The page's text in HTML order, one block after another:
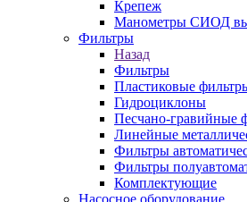
Крепеж
Манометры СИОД
Фильтры
Назад
Фильтры
Пластиковые
Гидроциклоны
Песчано-гравийные
Линейные
Фильтры
Фильтры
Комплектующие
Насосное оборудование